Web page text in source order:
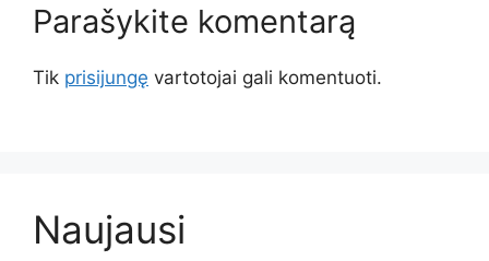
Parašykite komentarą
Tik prisijungę vartotojai gali komentuoti.
Naujausi